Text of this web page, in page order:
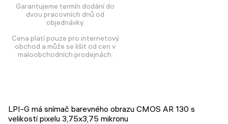
Garantujeme termín dodání do
dvou pracovních dnů od
objednávky.
Cena platí pouze pro internetový
obchod a může se lišit od cen v
maloobchodních prodejnách.
LPI-G má snímač barevného obrazu CMOS AR 130 s
velikostí pixelu 3,75x3,75 mikronu